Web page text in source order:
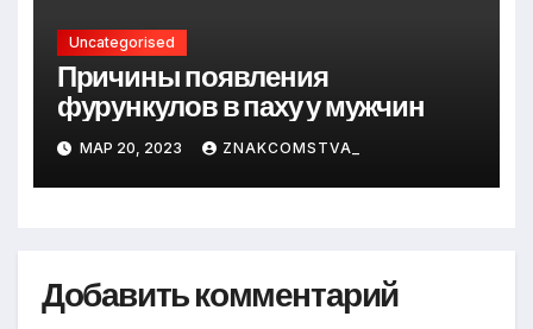
Uncategorised
Причины появления
фурункулов в паху у мужчин
МАР 20, 2023 ZNAKCOMSTVA_
Добавить комментарий